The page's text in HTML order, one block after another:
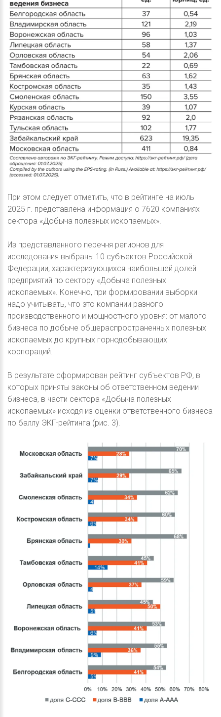
При этом следует отметить, что в рейтинге на июль
2025 г. представлена информация о 7620 компаниях
сектора «Добыча полезных ископаемых».
Из представленного перечня регионов для
исследования выбраны 10 субъектов Российской
Федерации, характеризующихся наибольшей долей
предприятий по сектору «Добыча полезных
ископаемых». Конечно, при формировании выборки
надо учитывать, что это компании разного
производственного и мощностного уровня: от малого
бизнеса по добыче общераспространенных полезных
ископаемых до крупных горнодобывающих
корпораций.
В результате сформирован рейтинг субъектов РФ, в
которых приняты законы об ответственном ведении
бизнеса, в части сектора «Добыча полезных
ископаемых» исходя из оценки ответственного бизнеса
по баллу ЭКГ-рейтинга (рис. 3).